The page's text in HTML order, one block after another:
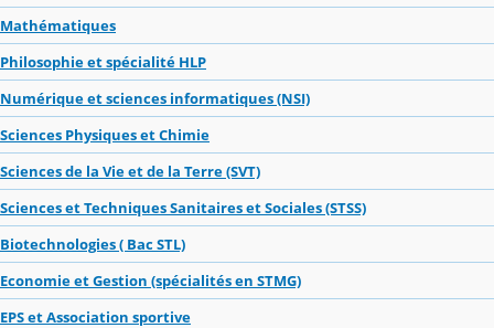
Mathématiques
Philosophie et spécialité HLP
Numérique et sciences informatiques (NSI)
Sciences Physiques et Chimie
Sciences de la Vie et de la Terre (SVT)
Sciences et Techniques Sanitaires et Sociales (STSS)
Biotechnologies ( Bac STL)
Economie et Gestion (spécialités en STMG)
EPS et Association sportive